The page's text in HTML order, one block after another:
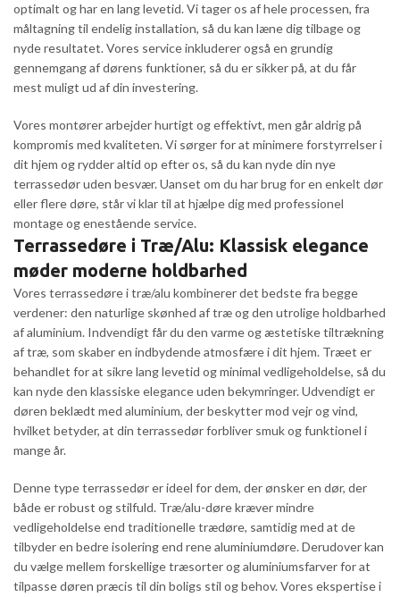
optimalt og har en lang levetid. Vi tager os af hele processen, fra
måltagning til endelig installation, så du kan læne dig tilbage og
nyde resultatet. Vores service inkluderer også en grundig
gennemgang af dørens funktioner, så du er sikker på, at du får
mest muligt ud af din investering.
Vores montører arbejder hurtigt og effektivt, men går aldrig på
kompromis med kvaliteten. Vi sørger for at minimere forstyrrelser i
dit hjem og rydder altid op efter os, så du kan nyde din nye
terrassedør uden besvær. Uanset om du har brug for en enkelt dør
eller flere døre, står vi klar til at hjælpe dig med professionel
montage og enestående service.
Terrassedøre i Træ/Alu: Klassisk elegance
møder moderne holdbarhed
Vores terrassedøre i træ/alu kombinerer det bedste fra begge
verdener: den naturlige skønhed af træ og den utrolige holdbarhed
af aluminium. Indvendigt får du den varme og æstetiske tiltrækning
af træ, som skaber en indbydende atmosfære i dit hjem. Træet er
behandlet for at sikre lang levetid og minimal vedligeholdelse, så du
kan nyde den klassiske elegance uden bekymringer. Udvendigt er
døren beklædt med aluminium, der beskytter mod vejr og vind,
hvilket betyder, at din terrassedør forbliver smuk og funktionel i
mange år.
Denne type terrassedør er ideel for dem, der ønsker en dør, der
både er robust og stilfuld. Træ/alu-døre kræver mindre
vedligeholdelse end traditionelle trædøre, samtidig med at de
tilbyder en bedre isolering end rene aluminiumdøre. Derudover kan
du vælge mellem forskellige træsorter og aluminiumsfarver for at
tilpasse døren præcis til din boligs stil og behov. Vores ekspertise i